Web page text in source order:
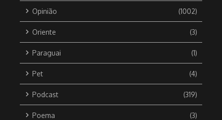
Opinião (1002)
Oriente (3)
Paraguai (1)
Pet (4)
Podcast (319)
Poema (3)